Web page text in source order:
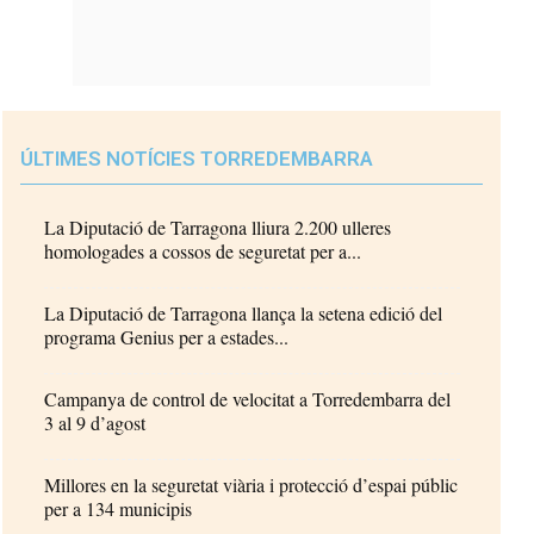
ÚLTIMES NOTÍCIES TORREDEMBARRA
La Diputació de Tarragona lliura 2.200 ulleres
homologades a cossos de seguretat per a...
La Diputació de Tarragona llança la setena edició del
programa Genius per a estades...
Campanya de control de velocitat a Torredembarra del
3 al 9 d’agost
Millores en la seguretat viària i protecció d’espai públic
per a 134 municipis